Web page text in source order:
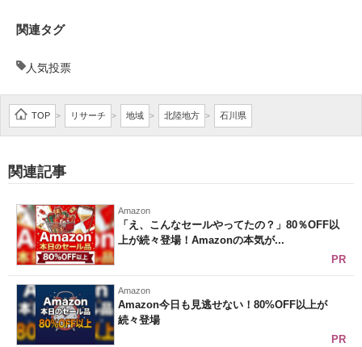
関連タグ
人気投票
TOP > リサーチ > 地域 > 北陸地方 > 石川県
関連記事
Amazon
「え、こんなセールやってたの？」80％OFF以
上が続々登場！Amazonの本気が...
PR
Amazon
Amazon今日も見逃せない！80%OFF以上が
続々登場
PR